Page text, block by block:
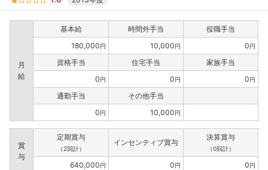
月
給
基本給 時間外手当
役職手当
180,000円 10,000円 0円
資格手当 住宅手当
家族手当
0円 0円 0円
通勤手当
その他手当
0円 10,000円
賞
与
定期賞与
（2回計）
インセンティブ賞与
決算賞与
（0回計）
640,000円 0円 0円